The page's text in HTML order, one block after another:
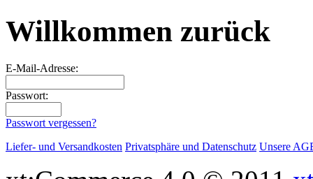
Willkommen zurück
E-Mail-Adresse:
Passwort:
Passwort vergessen?
Liefer- und Versandkosten Privatsphäre und Datenschutz Unsere